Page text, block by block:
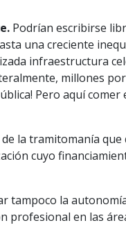
Podrían escribirse
una creciente
infraestructura
millones
Pero aquí comer
de la tramitomanía
cuyo
tampoco la
profesional en las